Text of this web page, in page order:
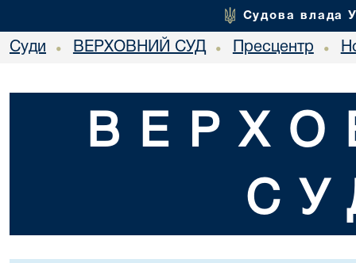
Судова влада
Суди • ВЕРХОВНИЙ СУД • Пресцентр •